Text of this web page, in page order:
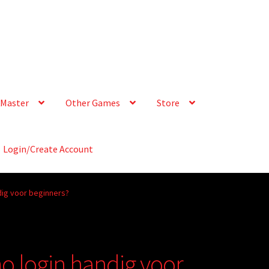
Other Games Store
Login/Create Account
voor beginners?